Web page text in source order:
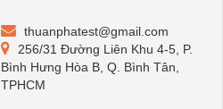
thuanphatest@gmail.com
256/31 Đường Liên Khu 4-5, P.
Bình Hưng Hòa B, Q. Bình Tân,
TPHCM